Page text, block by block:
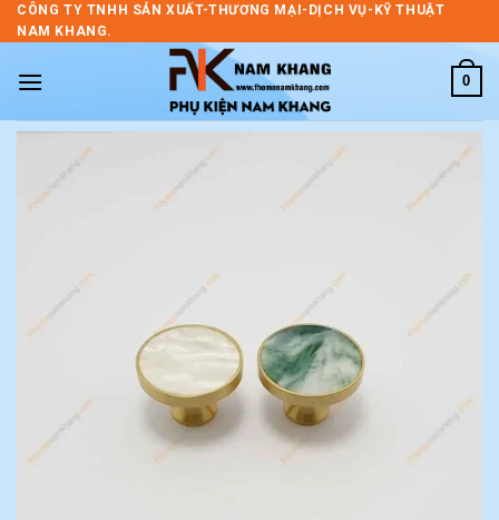
Skip
to
CÔNG TY TNHH SẢN XUẤT-THƯƠNG MẠI-DỊCH VỤ-KỸ THUẬT
NAM KHANG.
0